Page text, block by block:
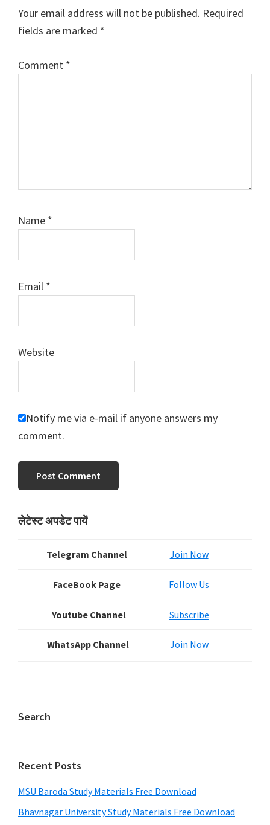
Your email address will not be published. Required
fields are marked *
Comment *
Name *
Email *
Website
Notify me via e-mail if anyone answers my
comment.
Primary
लेटेस्ट अपडेट पायें
Telegram Channel Join Now
FaceBook Page Follow Us
Youtube Channel Subscribe
WhatsApp Channel Join Now
Search
Recent Posts
MSU Baroda Study Materials Free Download
Bhavnagar University Study Materials Free Download